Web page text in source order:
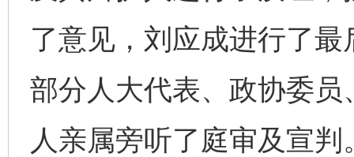
了意见，刘应成进行了
部分人大代表、政协委
人亲属旁听了庭审及宣判